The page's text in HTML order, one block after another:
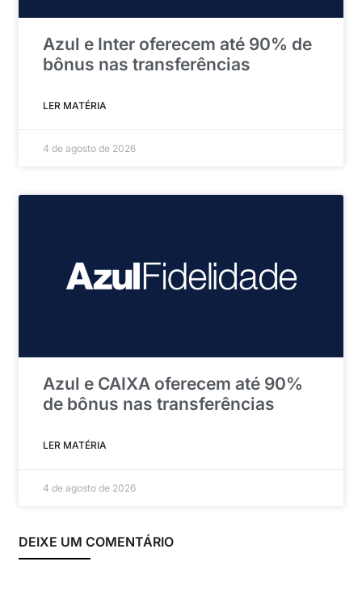
Azul e Inter oferecem até 90% de
bônus nas transferências
LER MATÉRIA
4 de agosto de 2026
Azul e CAIXA oferecem até 90%
de bônus nas transferências
LER MATÉRIA
4 de agosto de 2026
DEIXE UM COMENTÁRIO